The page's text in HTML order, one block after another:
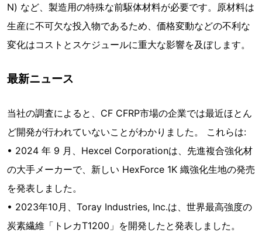
N) など、製造用の特殊な前駆体材料が必要です。原材料は
生産に不可欠な投入物であるため、価格変動などの不利な
変化はコストとスケジュールに重大な影響を及ぼします。
最新ニュース
当社の調査によると、CF CFRP市場の企業では最近ほとん
ど開発が行われていないことがわかりました。 これらは:
• 2024 年 9 月、Hexcel Corporationは、先進複合強化材
の大手メーカーで、新しい HexForce 1K 織強化生地の発売
を発表しました。
• 2023年10月、Toray Industries, Inc.は、世界最高強度の
炭素繊維「トレカT1200」を開発したと発表しました。